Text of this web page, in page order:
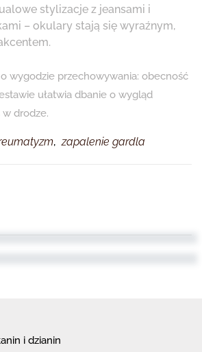
stylizacje z jeansami i
– okulary stają się wyraźnym,
wygodzie przechowywania: obecność
ułatwia dbanie o wygląd
drodze.
, zapalenie gardla
i dzianin